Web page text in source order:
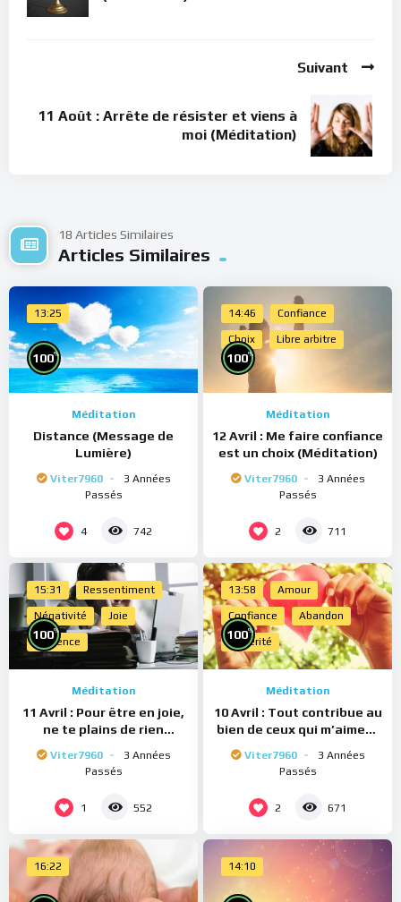
Suivant
11 Août : Arrête de résister et viens à
moi (Méditation)
18 Articles Similaires
Articles Similaires
13:25
100%
Méditation
Distance (Message de
Lumière)
Viter7960
3 Années
Passés
4 742
14:46 Confiance
Choix Libre arbitre
100%
Méditation
12 Avril : Me faire confiance
est un choix (Méditation)
Viter7960
3 Années
Passés
2 711
15:31 Ressentiment
Négativité Joie
Présence
100%
Méditation
11 Avril : Pour être en joie,
ne te plains de rien
Viter7960
3 Années
Passés
1 552
13:58 Amour
Confiance Abandon
Sincérité
100%
Méditation
10 Avril : Tout contribue au
bien de ceux qui m’aiment
Viter7960
3 Années
Passés
2 671
16:22 14:10